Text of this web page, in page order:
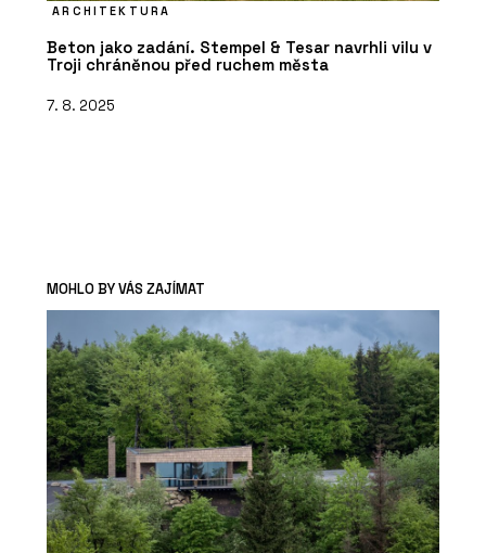
ARCHITEKTURA
Beton jako zadání. Stempel & Tesar navrhli vilu v
Troji chráněnou před ruchem města
7. 8. 2025
MOHLO BY VÁS ZAJÍMAT